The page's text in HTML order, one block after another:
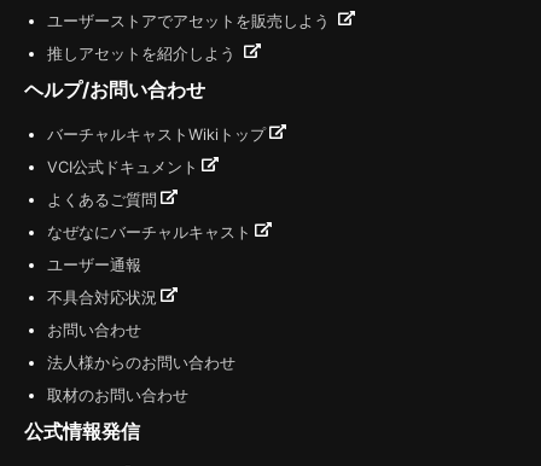
ユーザーストアでアセットを販売しよう
推しアセットを紹介しよう
ヘルプ/お問い合わせ
バーチャルキャストWikiトップ
VCI公式ドキュメント
よくあるご質問
なぜなにバーチャルキャスト
ユーザー通報
不具合対応状況
お問い合わせ
法人様からのお問い合わせ
取材のお問い合わせ
公式情報発信